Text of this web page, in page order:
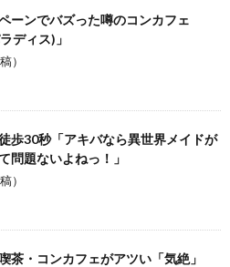
ーンでバズった噂のコンカフェ
ディス)」
）
歩30秒「アキバなら異世界メイドが
問題ないよねっ！」
）
茶・コンカフェがアツい「気絶」